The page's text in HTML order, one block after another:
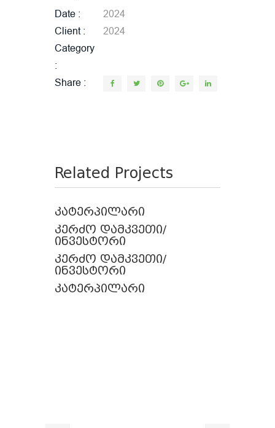
Date
2024
Client
2024
Category
Share
Related Projects
კატერპილარი
კერძო დამკვეთი/
ინვესტორი
კერძო დამკვეთი/
ინვესტორი
კატერპილარი